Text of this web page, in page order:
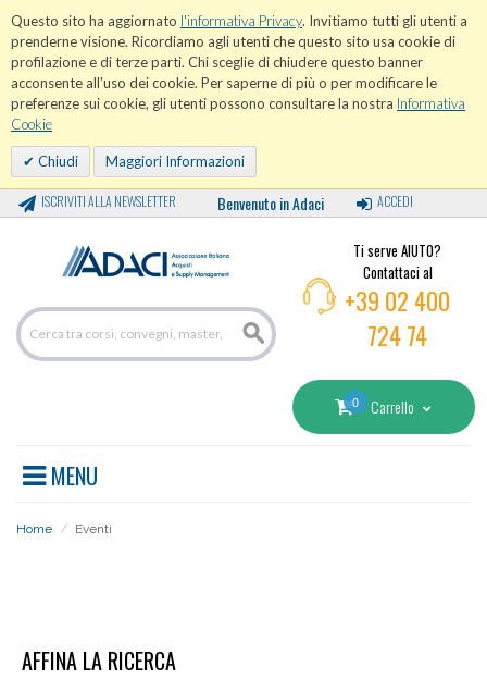
Questo sito ha aggiornato l'informativa Privacy. Invitiamo tutti gli utenti a
prenderne visione. Ricordiamo agli utenti che questo sito usa cookie di
profilazione e di terze parti. Chi sceglie di chiudere questo banner
acconsente all'uso dei cookie. Per saperne di più o per modificare le
preferenze sui cookie, gli utenti possono consultare la nostra Informativa
Cookie
Chiudi Maggiori Informazioni
ISCRIVITI ALLA NEWSLETTER Benvenuto in Adaci ACCEDI
Ti serve AIUTO?
Contattaci al
+39 02 400
724 74
0 Carrello
MENU
Home / Eventi
AFFINA LA RICERCA